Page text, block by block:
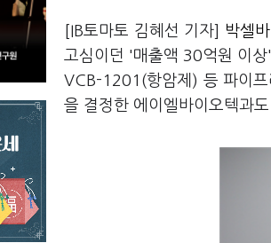
[IB토마토 김혜선 기자] 박셀
고심이던 '매출액 30억원 이
VCB-1201(항암제) 등 파이프
을 결정한 에이엘바이오텍과